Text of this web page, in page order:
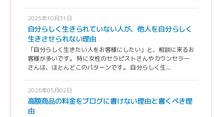
2025年10月31日
自分らしく生きられていない人が、他人を自分らしく
生きさせられない理由
「自分らしく生きたい人をお客様にしたい」と、相談に来るお
客様が多いです。 特に女性のセラピストさんやカウンセラー
さんは、ほとんどこのパターンです。 自分らしく生...
2026年05月02日
高額商品の料金をブログに書けない理由と書くべき理
由